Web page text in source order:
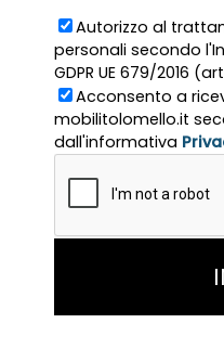
Autorizzo al
personali secondo
GDPR UE 679/2016
Acconsento a
mobilitolomello.it
dall'informativa